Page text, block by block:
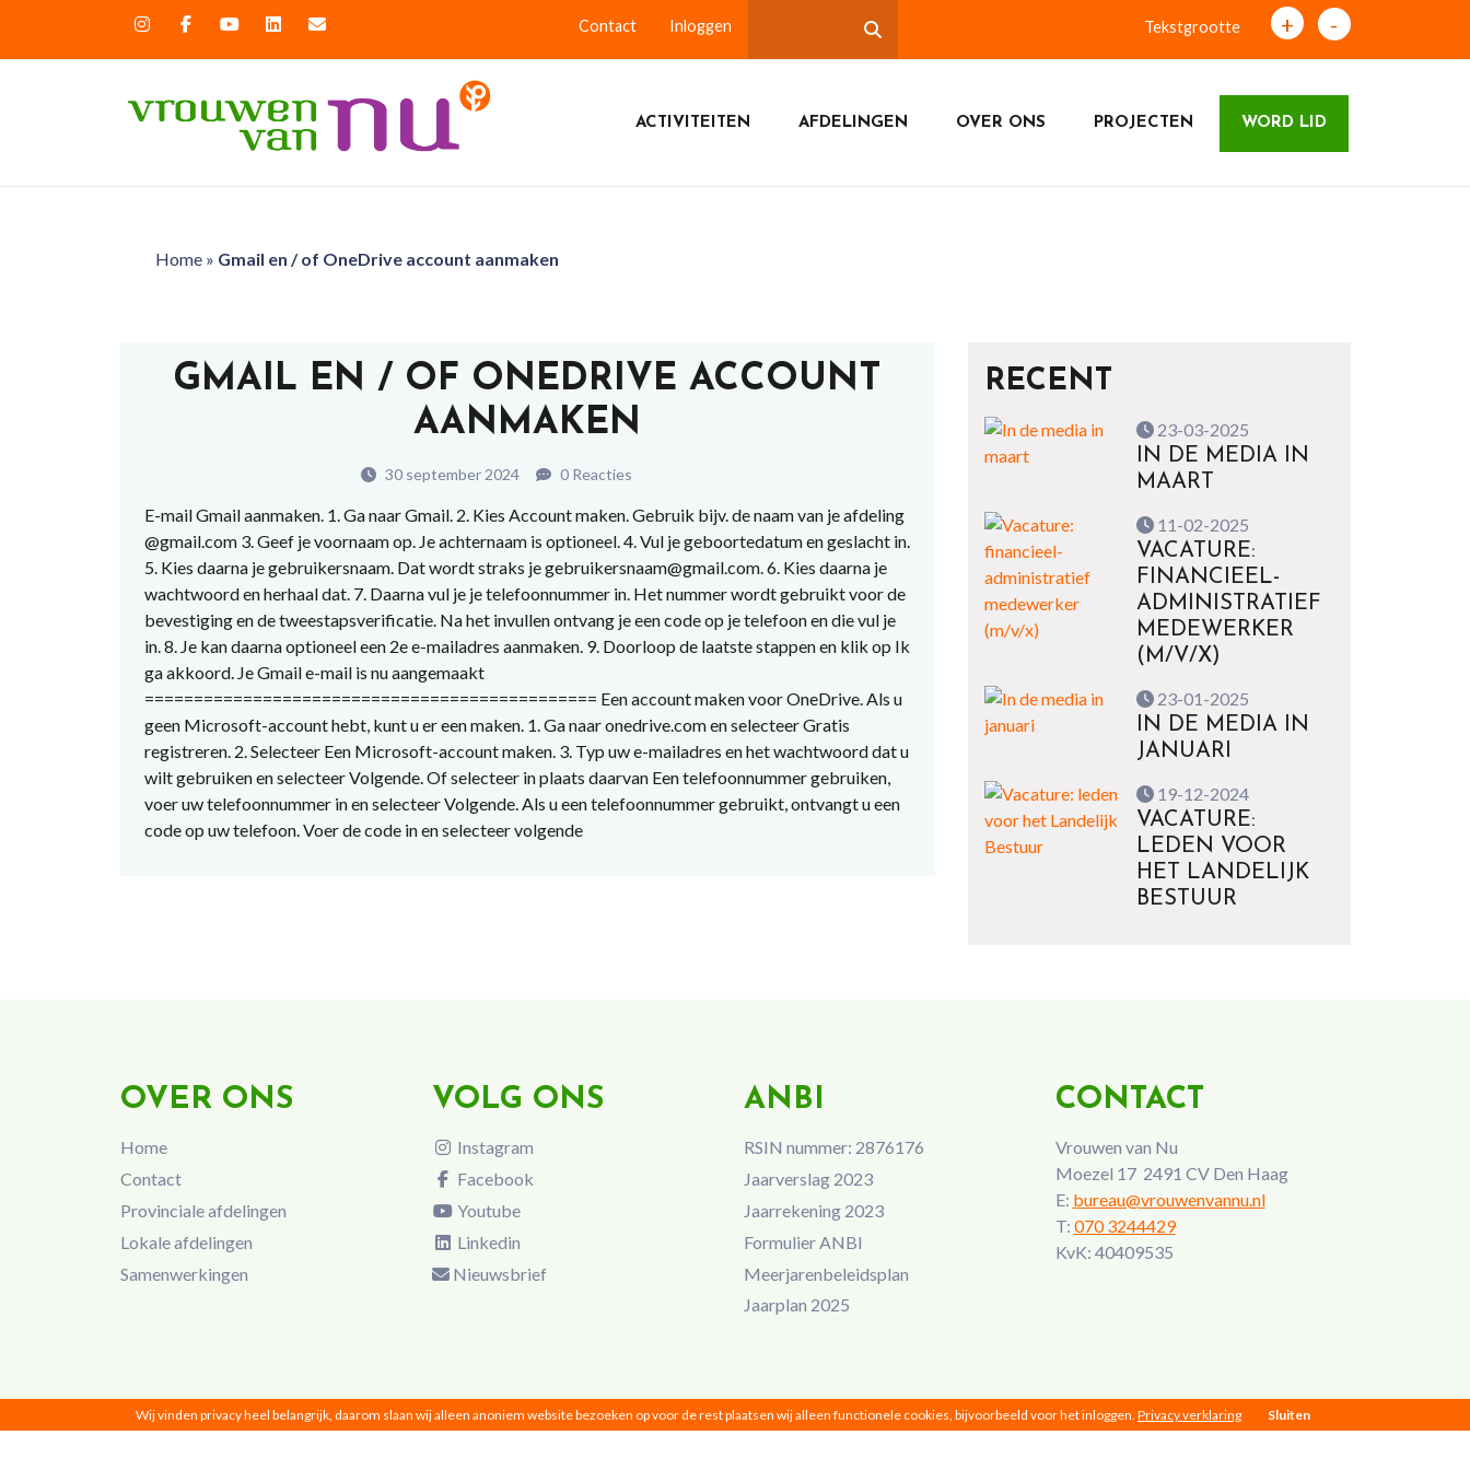
Contact Inloggen Tekstgrootte + -
ACTIVITEITEN AFDELINGEN OVER ONS PROJECTEN WORD LID
Home» Gmail en / of OneDrive account aanmaken
GMAIL EN / OF ONEDRIVE ACCOUNT
AANMAKEN
30 september 2024 0 Reacties
E-mail Gmail aanmaken. 1. Ga naar Gmail. 2. Kies Account maken. Gebruik bijv. de naam van je afdeling
@gmail.com 3. Geef je voornaam op. Je achternaam is optioneel. 4. Vul je geboortedatum en geslacht in.
5. Kies daarna je gebruikersnaam. Dat wordt straks je gebruikersnaam@gmail.com. 6. Kies daarna je
wachtwoord en herhaal dat. 7. Daarna vul je je telefoonnummer in. Het nummer wordt gebruikt voor de
bevestiging en de tweestapsverificatie. Na het invullen ontvang je een code op je telefoon en die vul je
in. 8. Je kan daarna optioneel een 2e e-mailadres aanmaken. 9. Doorloop de laatste stappen en klik op Ik
ga akkoord. Je Gmail e-mail is nu aangemaakt
============================================== Een account maken voor OneDrive. Als u
geen Microsoft-account hebt, kunt u er een maken. 1. Ga naar onedrive.com en selecteer Gratis
registreren. 2. Selecteer Een Microsoft-account maken. 3. Typ uw e-mailadres en het wachtwoord dat u
wilt gebruiken en selecteer Volgende. Of selecteer in plaats daarvan Een telefoonnummer gebruiken,
voer uw telefoonnummer in en selecteer Volgende. Als u een telefoonnummer gebruikt, ontvangt u een
code op uw telefoon. Voer de code in en selecteer volgende
RECENT
23-03-2025
IN DE MEDIA IN
MAART
11-02-2025
VACATURE:
FINANCIEEL-
ADMINISTRATIEF
MEDEWERKER
(M/V/X)
23-01-2025
IN DE MEDIA IN
JANUARI
19-12-2024
VACATURE:
LEDEN VOOR
HET LANDELIJK
BESTUUR
OVER ONS
Home
Contact
Provinciale afdelingen
Lokale afdelingen
Samenwerkingen
VOLG ONS
Instagram
Facebook
Youtube
Linkedin
Nieuwsbrief
ANBI
RSIN nummer: 2876176
Jaarverslag 2023
Jaarrekening 2023
Formulier ANBI
Meerjarenbeleidsplan
Jaarplan 2025
CONTACT
Vrouwen van Nu
Moezel 17 2491 CV Den Haag
E: bureau@vrouwenvannu.nl
T: 070 3244429
KvK: 40409535
Wij vinden privacy heel belangrijk, daarom slaan wij alleen anoniem website bezoeken op voor de rest plaatsen wij alleen functionele cookies, bijvoorbeeld voor het inloggen. Privacy verklaring Sluiten